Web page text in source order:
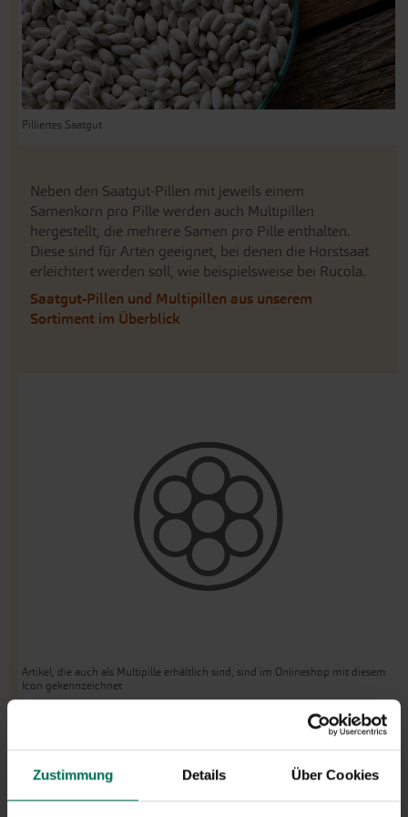
Zustimmung Details Über Cookies
Pilliertes Saatgut
Neben den Saatgut-Pillen mit jeweils einem
Samenkorn pro Pille werden auch Multipillen
hergestellt, die mehrere Samen pro Pille enthalten.
Diese sind für Arten geeignet, bei denen die Horstsaat
erleichtert werden soll, wie beispielsweise bei Rucola.
Saatgut-Pillen und Multipillen aus unserem
Sortiment im Überblick
Artikel, die auch als Multipille erhältlich sind, sind im Onlineshop mit diesem
Icon gekennzeichnet
Gecoatetes Saatgut
Beim Coating wird das Saatgut mit einer hellen